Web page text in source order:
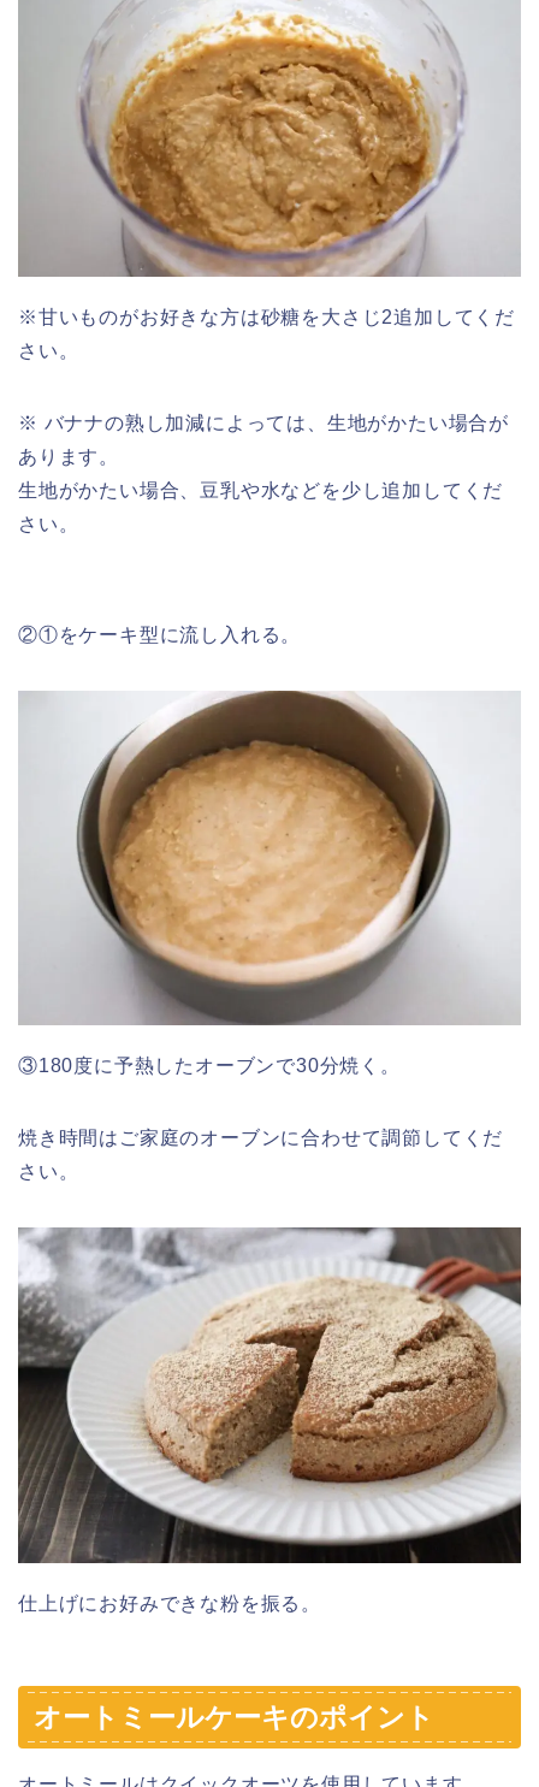
※甘いものがお好きな方は砂糖を大さじ2追加してくだ
さい。
※ バナナの熟し加減によっては、生地がかたい場合が
あります。
生地がかたい場合、豆乳や水などを少し追加してくだ
さい。
②①をケーキ型に流し入れる。
③180度に予熱したオーブンで30分焼く。
焼き時間はご家庭のオーブンに合わせて調節してくだ
さい。
仕上げにお好みできな粉を振る。
オートミールケーキのポイント